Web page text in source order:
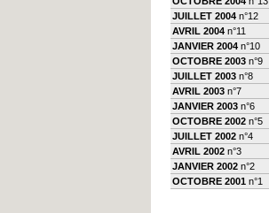
JUILLET 2004 n°12
AVRIL 2004 n°11
JANVIER 2004 n°10
OCTOBRE 2003 n°9
JUILLET 2003 n°8
AVRIL 2003 n°7
JANVIER 2003 n°6
OCTOBRE 2002 n°5
JUILLET 2002 n°4
AVRIL 2002 n°3
JANVIER 2002 n°2
OCTOBRE 2001 n°1